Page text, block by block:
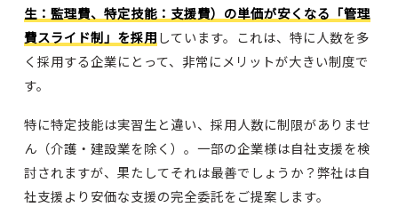
生：監理費、特定技能：支援費）の単価が安くなる「管理
費スライド制」を採用しています。これは、特に人数を多
く採用する企業にとって、非常にメリットが大きい制度で
す。
特に特定技能は実習生と違い、採用人数に制限がありませ
ん（介護・建設業を除く）。一部の企業様は自社支援を検
討されますが、果たしてそれは最善でしょうか？弊社は自
社支援より安価な支援の完全委託をご提案します。